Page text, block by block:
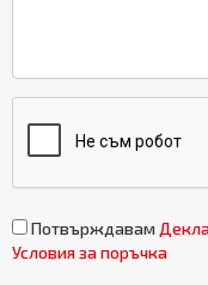
Потвърждавам
Условия за поръчка